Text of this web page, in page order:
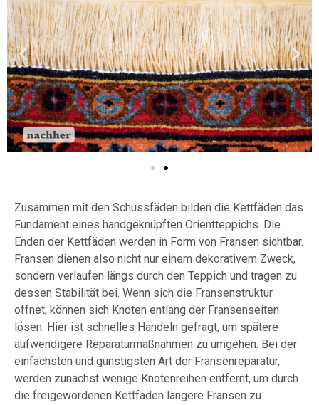
Zusammen mit den Schussfäden bilden die Kettfäden das
Fundament eines handgeknüpften Orientteppichs. Die
Enden der Kettfäden werden in Form von Fransen sichtbar.
Fransen dienen also nicht nur einem dekorativem Zweck,
sondern verlaufen längs durch den Teppich und tragen zu
dessen Stabilität bei. Wenn sich die Fransenstruktur
öffnet, können sich Knoten entlang der Fransenseiten
lösen. Hier ist schnelles Handeln gefragt, um spätere
aufwendigere Reparaturmaßnahmen zu umgehen. Bei der
einfachsten und günstigsten Art der Fransenreparatur,
werden zunächst wenige Knotenreihen entfernt, um durch
die freigewordenen Kettfäden längere Fransen zu